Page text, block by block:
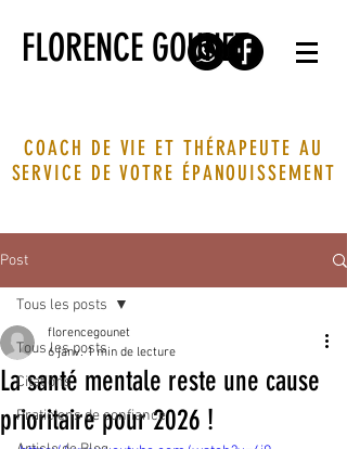
FLORENCE GOUNET
COACH DE VIE ET THÉRAPEUTE AU
SERVICE DE VOTRE ÉPANOUISSEMENT
Post
Tous les posts
Citations
Praticiens de confiance
Tous les posts
La santé mentale reste une cause
prioritaire pour 2026 !
florencegounet
6 janv. 1 min de lecture